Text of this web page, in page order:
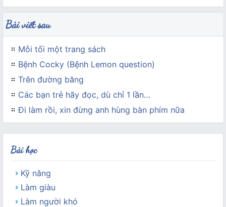
Bài viết sau
Mỗi tối một trang sách
Bệnh Cocky (Bệnh Lemon question)
Trên đường băng
Các bạn trẻ hãy đọc, dù chỉ 1 lần…
Đi làm rồi, xin đừng anh hùng bàn phím nữa
Bài học
Kỹ năng
Làm giàu
Làm người khó